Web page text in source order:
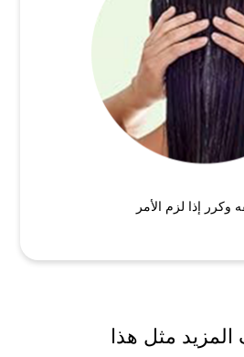
وكرر إذا لزم الأمر
مثل هذا